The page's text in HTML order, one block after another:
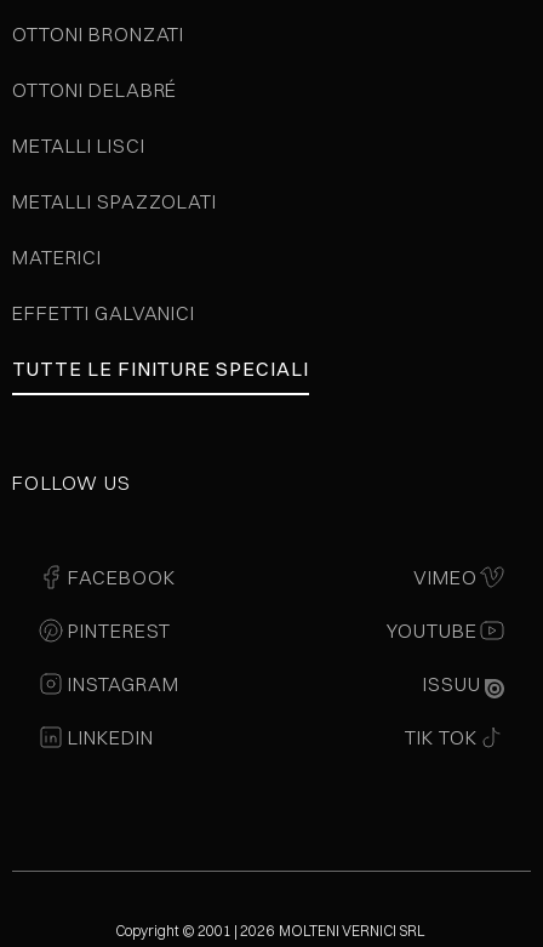
OTTONI BRONZATI
OTTONI DELABRÉ
METALLI LISCI
METALLI SPAZZOLATI
MATERICI
EFFETTI GALVANICI
TUTTE LE FINITURE SPECIALI
FOLLOW US
FACEBOOK
PINTEREST
INSTAGRAM
LINKEDIN
VIMEO
YOUTUBE
ISSUU
TIK TOK
Copyright © 2001 | 2026 MOLTENI VERNICI SRL